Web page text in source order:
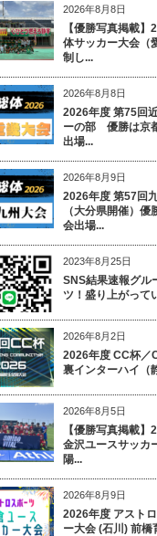
2026年8月8日
【優勝写真掲載
体サッカー大会（
制し...
2026年8月8日
2026年度 第75回
ーの部 優勝は京
出場...
2026年8月9日
2026年度 第57回
（大分県開催）
会出場...
2023年8月25日
SNS結果速報グル
ツ！盛り上がって
2026年8月2日
2026年度 CC杯
裏インターハイ（
2026年8月5日
【優勝写真掲載
金沢ユースサッカ
陽...
2026年8月9日
2026年度 アスト
ー大会 (石川) 前橋